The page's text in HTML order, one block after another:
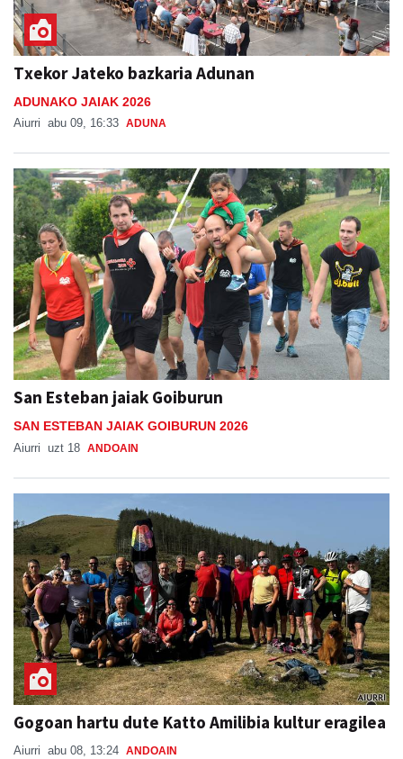
Txekor Jateko bazkaria Adunan
ADUNAKO JAIAK 2026
Aiurri abu 09, 16:33 ADUNA
San Esteban jaiak Goiburun
SAN ESTEBAN JAIAK GOIBURUN 2026
Aiurri uzt 18 ANDOAIN
Gogoan hartu dute Katto Amilibia kultur eragilea
Aiurri abu 08, 13:24 ANDOAIN